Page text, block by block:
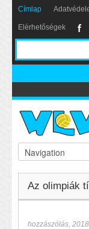
Címlap
Elérhetőségek
Az olimpiák
hozzászólás,